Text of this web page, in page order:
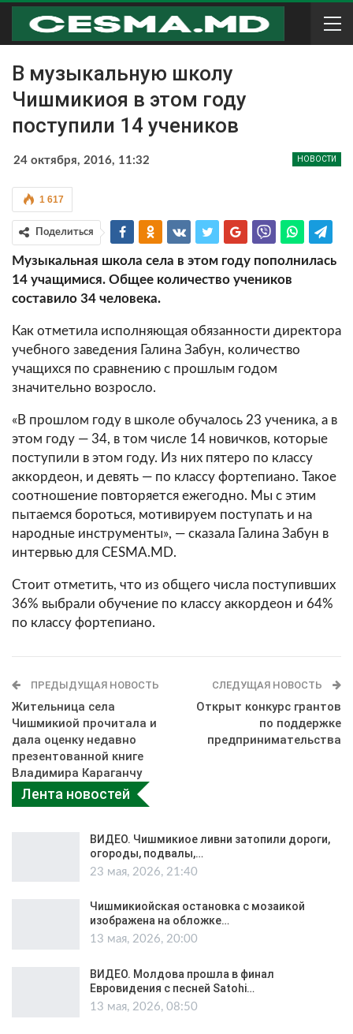
В музыкальную школу
Чишмикиоя в этом году
поступили 14 учеников
НОВОСТИ
24 октября, 2016, 11:32
1 617
Поделиться
Музыкальная школа села в этом году пополнилась
14 учащимися. Общее количество учеников
составило 34 человека.
Как отметила исполняющая обязанности директора
учебного заведения Галина Забун, количество
учащихся по сравнению с прошлым годом
значительно возросло.
«В прошлом году в школе обучалось 23 ученика, а в
этом году — 34, в том числе 14 новичков, которые
поступили в этом году. Из них пятеро по классу
аккордеон, и девять — по классу фортепиано. Такое
соотношение повторяется ежегодно. Мы с этим
пытаемся бороться, мотивируем поступать и на
народные инструменты», — сказала Галина Забун в
интервью для CESMA.MD.
Стоит отметить, что из общего числа поступивших
36% выбрали обучение по классу аккордеон и 64%
по классу фортепиано.
ПРЕДЫДУЩАЯ НОВОСТЬ
Жительница села
Чишмикиой прочитала и
дала оценку недавно
презентованной книге
Владимира Караганчу
СЛЕДУЩАЯ НОВОСТЬ
Открыт конкурс грантов
по поддержке
предпринимательства
Лента новостей
ВИДЕО. Чишмикиое ливни затопили дороги,
огороды, подвалы,…
23 мая, 2026, 21:40
Чишмикиойская остановка с мозаикой
изображена на обложке…
13 мая, 2026, 20:00
ВИДЕО. Молдова прошла в финал
Евровидения с песней Satohi…
13 мая, 2026, 08:50